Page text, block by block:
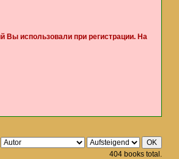
Вы использовали при регистрации. На
404 books total.